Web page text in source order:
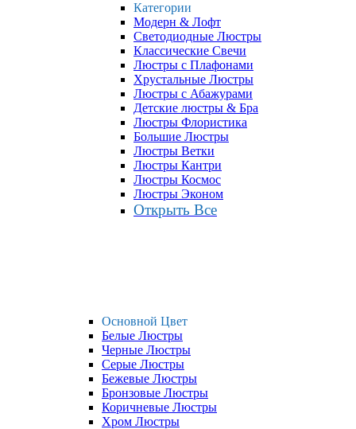
Категории
Модерн & Лофт
Светодиодные Люстры
Классические Свечи
Люстры с Плафонами
Хрустальные Люстры
Люстры с Абажурами
Детские люстры & Бра
Люстры Флористика
Большие Люстры
Люстры Ветки
Люстры Кантри
Люстры Космос
Люстры Эконом
Открыть Все
Основной Цвет
Белые Люстры
Черные Люстры
Серые Люстры
Бежевые Люстры
Бронзовые Люстры
Коричневые Люстры
Хром Люстры